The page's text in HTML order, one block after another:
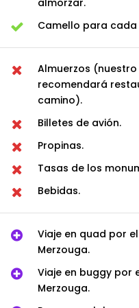
almorzar.
Camello para cada
Almuerzos
recomendará
camino).
Billetes de avión.
Propinas.
Tasas de los
Bebidas.
Viaje en quad por
Merzouga.
Viaje en buggy por
Merzouga.